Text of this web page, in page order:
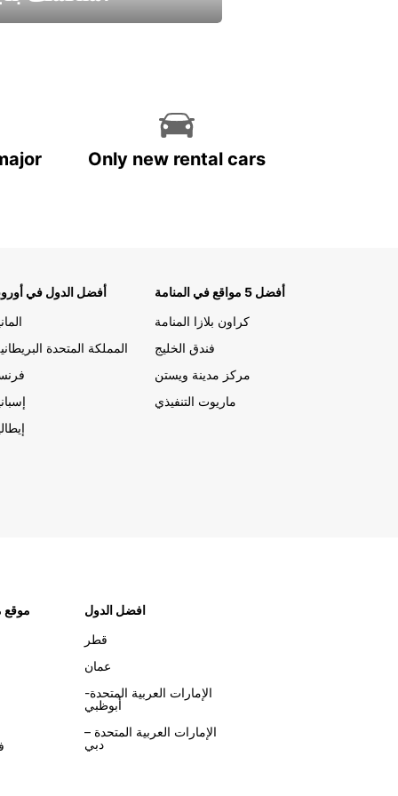
Only new rental cars
أفضل الدول في
المملكة المتحدة
أفضل 5 مواقع في المنامة
كراون بلازا المنامة
فندق الخليج
مركز مدينة ويستن
ماريوت التنفيذي
موقع
افضل الدول
قطر
عمان
الإمارات العربية المتحدة-
أبوظبي
الإمارات العربية المتحدة –
دبي